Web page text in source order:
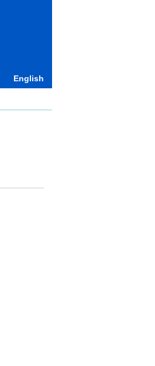
English